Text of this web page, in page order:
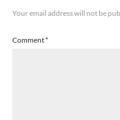
Your email address will not be
Comment*